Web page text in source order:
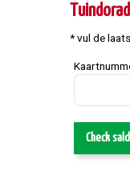
* vul de
Check